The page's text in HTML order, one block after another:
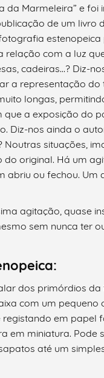
da Marmeleira” e
de um livro
com a luz
cadeiras…? Diz-
a representação
longas,
a exposição do
Diz-nos ainda o
situações,
original. Há um
ou fechou.
agitação, quase
sem nunca ter
dos primórdios
com um pequeno
em papel
em miniatura. Pode
até um